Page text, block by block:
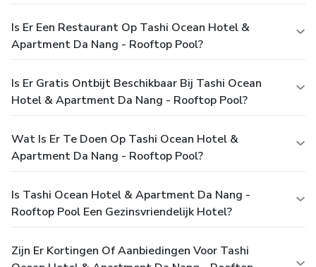
Is Er Een Restaurant Op Tashi Ocean Hotel &
Apartment Da Nang - Rooftop Pool?
Is Er Gratis Ontbijt Beschikbaar Bij Tashi Ocean
Hotel & Apartment Da Nang - Rooftop Pool?
Wat Is Er Te Doen Op Tashi Ocean Hotel &
Apartment Da Nang - Rooftop Pool?
Is Tashi Ocean Hotel & Apartment Da Nang -
Rooftop Pool Een Gezinsvriendelijk Hotel?
Zijn Er Kortingen Of Aanbiedingen Voor Tashi